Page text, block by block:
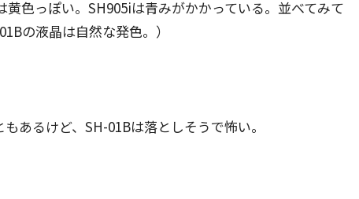
色っぽい。SH905iは青みがかかっている。並べてみて
の液晶は自然な発色。）
あるけど、SH-01Bは落としそうで怖い。